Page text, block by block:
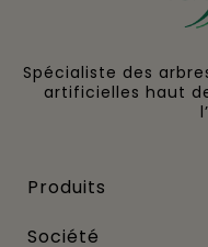
Spécialiste des
artificielles haut
Produits
Société